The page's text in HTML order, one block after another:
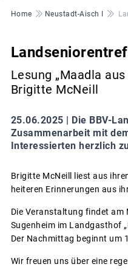
Pfadnavigation
Home Neustadt-Aisch I
Lesung „Maadla
Brigitte McNeill
25.06.2025 | Die BBV-
Zusammenarbeit mit
Interessierten herzlich
Brigitte McNeill liest aus
heiteren Erinnerungen aus
Die Veranstaltung findet
Sugenheim im Landgasthof
Der Nachmittag beginnt um
Wir freuen uns über eine